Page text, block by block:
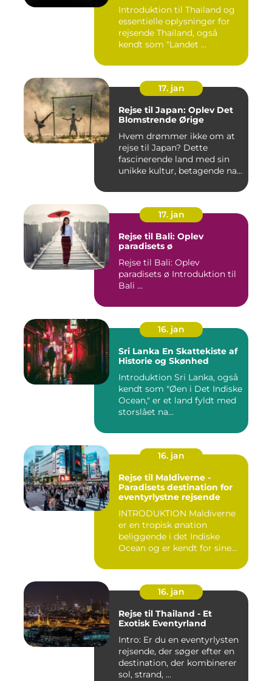
Introduktion til Thailand og
essentielle oplysninger for
rejsende Thailand, også
kendt som "Landet ...
17. jan
Rejse til Japan: Oplev Det
Blomstrende Ørige
Hvem drømmer ikke om at
rejse til Japan? Dette
fascinerende land med sin
unikke kultur, betagende na...
17. jan
Rejse til Bali: Oplev
paradisets ø
Rejse til Bali: Oplev
paradisets ø Introduktion til
Bali ...
16. jan
Sri Lanka En Skattekiste af
Historie og Skønhed
Introduktion Sri Lanka, også
kendt som "Øen i Det Indiske
Ocean," er et land fyldt med
storslået na...
16. jan
Rejse til Maldiverne -
Paradisets destination for
eventyrlystne rejsende
INTRODUKTION Maldiverne
er en tropisk ønation
beliggende i det Indiske
Ocean og er kendt for sine
16. jan
Rejse til Thailand - Et
Exotisk Eventyrland
Intro: Er du en eventyrlysten
rejsende, der søger efter en
destination, der kombinerer
sol, strand, ...